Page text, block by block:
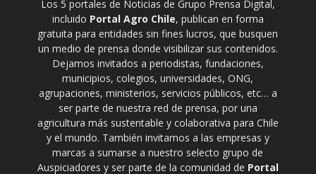
Los 5 portales de Noticias de Grupo Prensa Digital,
incluido Portal Agro Chile, publican en forma
gratuita para entidades sin fines lucros, que busquen
un medio de prensa donde visibilizar sus contenidos.
Dejamos invitados a periodistas, fundaciones,
municipios, colegios, universidades, ONG,
agrupaciones, ministerios, servicios públicos, etc… a
ser parte de nuestra red de prensa, por una
agricultura más sustentable y colaborativa para Chile
y el mundo. También invitamos a las empresas y
marcas a sumarse a nuestro selecto grupo de
Auspiciadores y ser parte de la comunidad de Portal